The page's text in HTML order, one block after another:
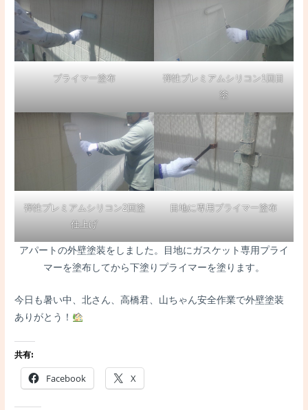
プライマー塗布
弾性プレミアムシリコン1回目
塗
弾性プレミアムシリコン2回塗
仕上げ
目地に専用プライマー塗布
アパートの外壁塗装をしました。目地にガスケット専用プライ
マーを塗布してから下塗りプライマーを塗ります。
今日も暑い中、北さん、高橋君、山ちゃん安全作業で外壁塗装
ありがとう！
共有:
Facebook X